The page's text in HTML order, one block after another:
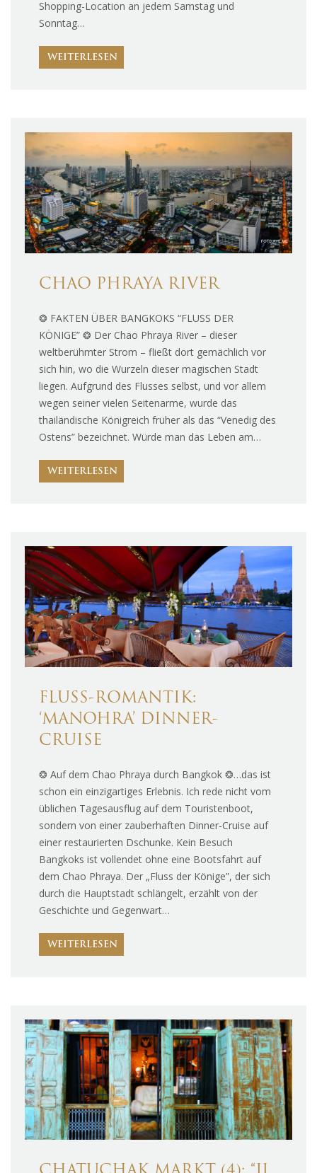
Shopping-Location an jedem Samstag und
Sonntag…
WEITERLESEN
CHAO PHRAYA RIVER
❂ FAKTEN ÜBER BANGKOKS “FLUSS DER
KÖNIGE” ❂ Der Chao Phraya River – dieser
weltberühmter Strom – fließt dort gemächlich vor
sich hin, wo die Wurzeln dieser magischen Stadt
liegen. Aufgrund des Flusses selbst, und vor allem
wegen seiner vielen Seitenarme, wurde das
thailändische Königreich früher als das “Venedig des
Ostens” bezeichnet. Würde man das Leben am…
WEITERLESEN
FLUSS-ROMANTIK:
‘MANOHRA’ DINNER-
CRUISE
❂ Auf dem Chao Phraya durch Bangkok ❂…das ist
schon ein einzigartiges Erlebnis. Ich rede nicht vom
üblichen Tagesausflug auf dem Touristenboot,
sondern von einer zauberhaften Dinner-Cruise auf
einer restaurierten Dschunke. Kein Besuch
Bangkoks ist vollendet ohne eine Bootsfahrt auf
dem Chao Phraya. Der „Fluss der Könige”, der sich
durch die Hauptstadt schlängelt, erzählt von der
Geschichte und Gegenwart…
WEITERLESEN